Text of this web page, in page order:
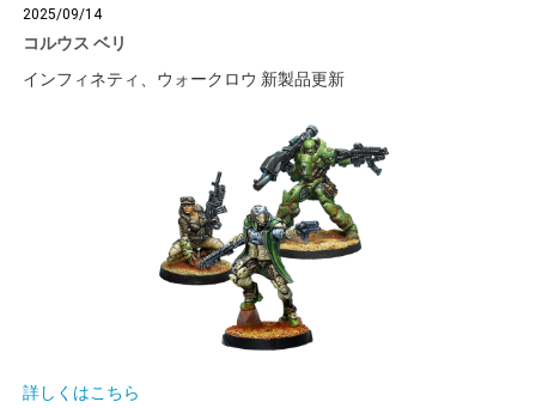
2025/09/14
コルウス ベリ
インフィネティ、ウォークロウ 新製品更新
詳しくはこちら